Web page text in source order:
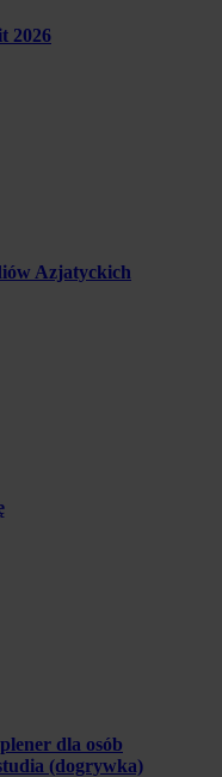
2026
Azjatyckich
dla osób
(dogrywka)